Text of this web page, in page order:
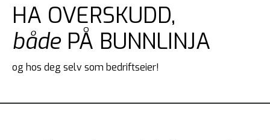
HA OVERSKUDD,
bådePÅ BUNNLINJA
og hos deg selv som bedriftseier!